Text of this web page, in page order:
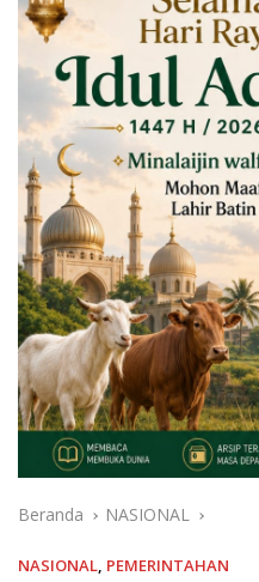
Beranda NASIONAL
NASIONAL, PEMERINTAHAN